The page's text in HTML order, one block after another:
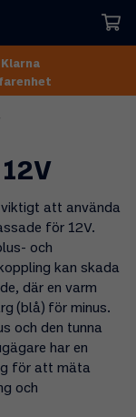
att använda
för 12V.
och
kan skada
där en varm
(blå) för minus.
och den tunna
har en
för att mäta
och